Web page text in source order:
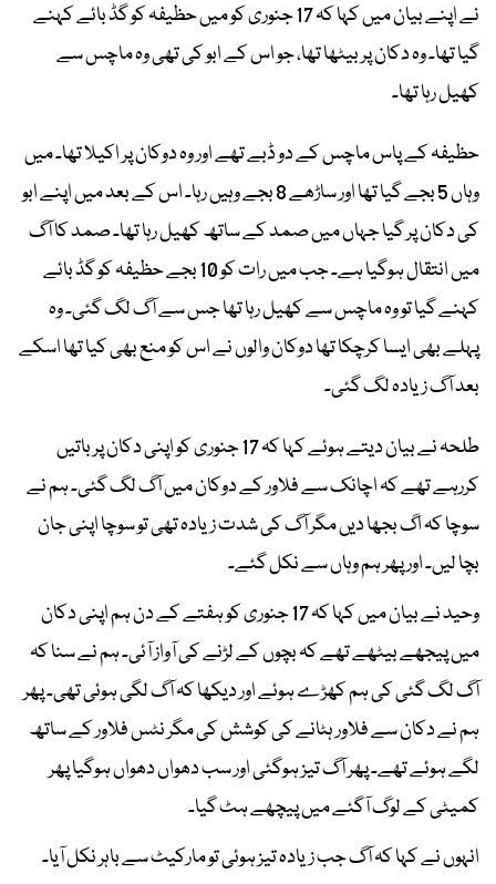
نے اپنے بیان میں کہا کہ 17 جنوری کو میں حظیفہ کو گڈ بائے کہنے
گیا تھا۔ وہ دکان پر بیٹھا تھا، جو اس کے ابو کی تھی وہ ماچس سے
کھیل رہا تھا۔
حظیفہ کے پاس ماچس کے دو ڈبے تھے اور وہ دوکان پر اکیلا تھا۔ میں
وہاں 5 بجے گیا تھا اور ساڑھے 8 بجے وہیں رہا۔ اس کے بعد میں اپنے ابو
کی دکان پر گیا جہاں میں صمد کے ساتھ کھیل رہا تھا۔ صمد کا آگ
میں انتقال ہوگیا ہے۔ جب میں رات کو 10 بجے حظیفہ کو گڈ بائے
کہنے گیا تو وہ ماچس سے کھیل رہا تھا جس سے آگ لگ گئی۔ وہ
پہلے بھی ایسا کرچکا تھا دوکان والوں نے اس کو منع بھی کیا تھا اسکے
بعد آگ زیادہ لگ گئی۔
طلحہ نے بیان دیتے ہوئے کہا کہ 17 جنوری کو اپنی دکان پر باتیں
کررہے تھے کہ اچانک سے فلاور کے دوکان میں آگ لگ گئی۔ ہم نے
سوچا کہ اگ بجھا دیں مگر آگ کی شدت زیادہ تھی تو سوچا اپنی جان
بچا لیں۔ اور پھر ہم وہاں سے نکل گئے۔
وحید نے بیان میں کہا کہ 17 جنوری کو ہفتے کے دن ہم اپنی دکان
میں پیجھے بیٹھے تھے کہ بچوں کے لڑنے کی آواز آئی۔ ہم نے سنا کہ
آگ لگ گئی کی ہم کھڑے ہوئے اور دیکھا کہ آگ لگی ہوئی تھی۔ پھر
ہم نے دکان سے فلاور ہٹانے کی کوشش کی مگر نٹس فلاور کے ساتھ
لگے ہوئے تھے۔ پھر آگ تیز ہوگئی اور سب دھواں دھواں ہوگیا پھر
کمیٹی کے لوگ آگئے میں پیچھے ہٹ گیا۔
انہوں نے کہا کہ آگ جب زیادہ تیز ہوئی تو مارکیٹ سے باہر نکل آیا۔